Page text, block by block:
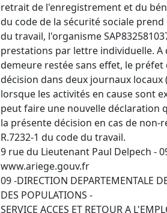
retrait de l'enregistrement et du
du code de la sécurité sociale
du travail, l'organisme
prestations par lettre individuelle.
demeure restée sans effet, le préfet
décision dans deux journaux
lorsque les activités en cause sont
peut faire une nouvelle déclaration
la présente décision en cas de
R.7232-1 du code du travail.
9 rue du Lieutenant Paul Delpech -
www.ariege.gouv.fr
09 -DIRECTION DEPARTEMENTALE
DES POPULATIONS -
SERVICE ACCES ET RETOUR A